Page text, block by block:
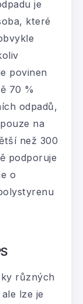
je
které
povinen
70 %
odpadů,
na
než 300
podporuje
o
různých
lze je